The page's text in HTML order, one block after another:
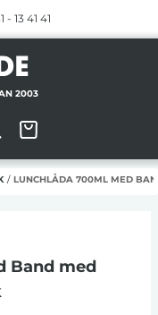
13 41 41
2003
/ LUNCHLÅDA 700ML MED
Band med